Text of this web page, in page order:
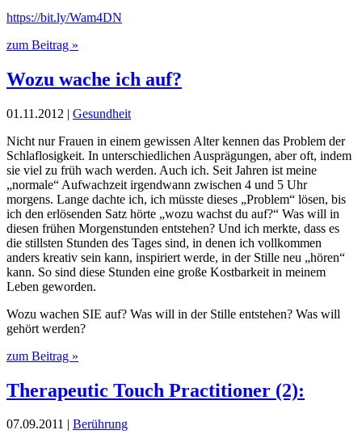
https://bit.ly/Wam4DN
zum Beitrag »
Wozu wache ich auf?
01.11.2012 | Gesundheit
Nicht nur Frauen in einem gewissen Alter kennen das Problem der
Schlaflosigkeit. In unterschiedlichen Ausprägungen, aber oft, indem
sie viel zu früh wach werden. Auch ich. Seit Jahren ist meine
„normale“ Aufwachzeit irgendwann zwischen 4 und 5 Uhr
morgens. Lange dachte ich, ich müsste dieses „Problem“ lösen, bis
ich den erlösenden Satz hörte „wozu wachst du auf?“ Was will in
diesen frühen Morgenstunden entstehen? Und ich merkte, dass es
die stillsten Stunden des Tages sind, in denen ich vollkommen
anders kreativ sein kann, inspiriert werde, in der Stille neu „hören“
kann. So sind diese Stunden eine große Kostbarkeit in meinem
Leben geworden.
Wozu wachen SIE auf? Was will in der Stille entstehen? Was will
gehört werden?
zum Beitrag »
Therapeutic Touch Practitioner (2):
07.09.2011 | Berührung